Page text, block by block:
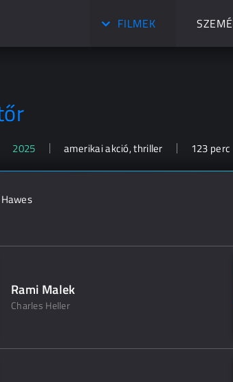
FILMEK
2025 amerikai akció, thriller 123 perc
Rami Malek
Charles Heller